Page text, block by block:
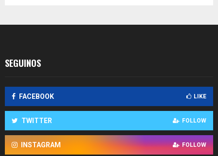
SEGUINOS
FACEBOOK LIKE
TWITTER FOLLOW
INSTAGRAM FOLLOW